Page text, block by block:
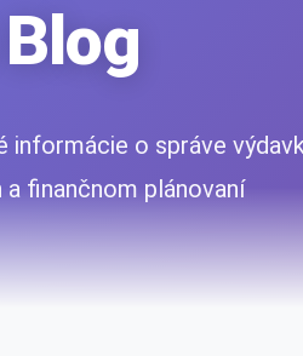
informácie o správe
finančnom plánovaní